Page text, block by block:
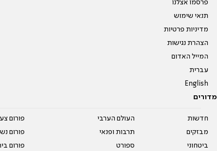
פרסמו אצלנו
תנאי שימוש
מדיניות פרטיות
הצהרת נגישות
המייל האדום
עברית
English
מדורים
חדשות
מבזקים
ביטחוני
העולם הערבי
תרבות ופנאי
ספורט
פורום
פורום
פורום